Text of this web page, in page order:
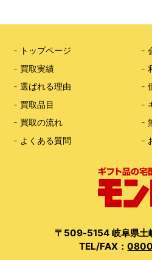
〒509-5154 岐阜県土
TEL/FAX：
- トップページ
- 買取実績
- 選ばれる理由
- 買取品目
- 買取の流れ
- よくある質問
-
-
-
-
-
-